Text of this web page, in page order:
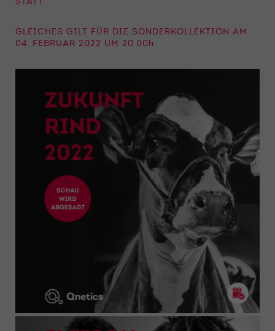
STATT.
GLEICHES GILT FÜR DIE SONDERKOLLEKTION AM
04. FEBRUAR 2022 UM 20.00 h .